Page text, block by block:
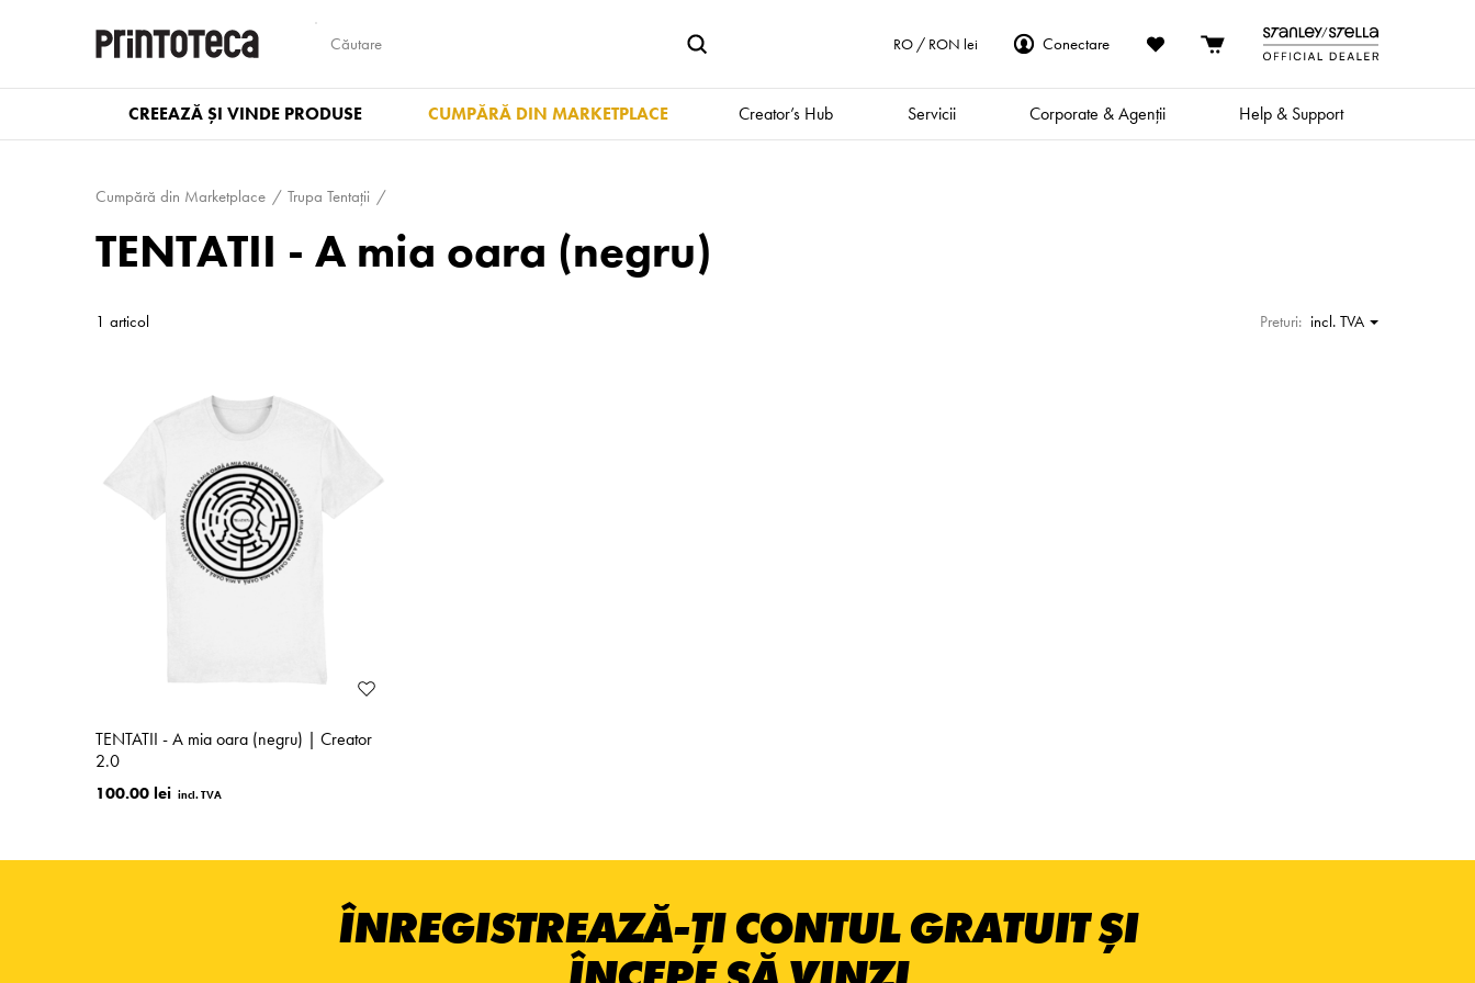
RO / RON lei Conectare
CREEAZĂ ȘI VINDE PRODUSE CUMPĂRĂ DIN MARKETPLACE Creator’s Hub Servicii Corporate & Agenții Help & Support
Cumpără din Marketplace Trupa Tentații
TENTATII - A mia oara (negru)
1 articol Preturi: incl. TVA
TENTATII - A mia oara (negru) | Creator
2.0
100.00 lei
ÎNREGISTREAZĂ-ȚI CONTUL GRATUIT ȘI